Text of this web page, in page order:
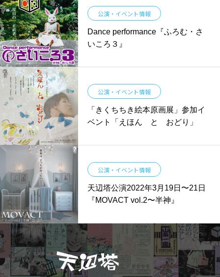
公演・イベント情報
Dance performance『ふろむ・さ
いころ３』
公演・イベント情報
「きくちちき絵本原画展」参加イ
ベント「えほん と おどり」
公演・イベント情報
天辺塔公演2022年3月19日〜21日
『MOVACT vol.2〜半神』